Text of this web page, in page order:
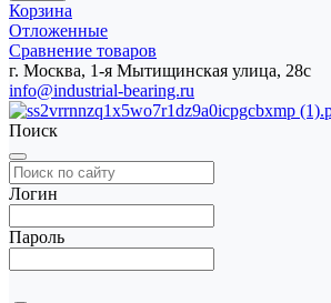
Корзина
Отложенные
Сравнение товаров
г. Москва, 1-я Мытищинская улица, 28с
info@industrial-bearing.ru
Поиск
Логин
Пароль